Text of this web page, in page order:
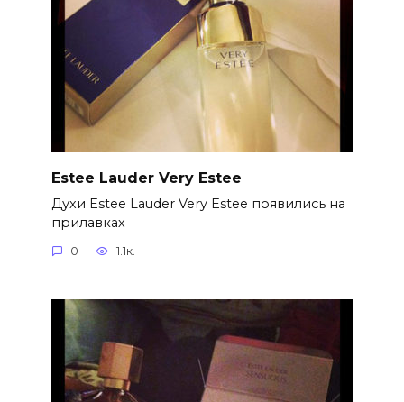
Estee Lauder Very Estee
Духи Estee Lauder Very Estee появились на
прилавках
0 1.1к.